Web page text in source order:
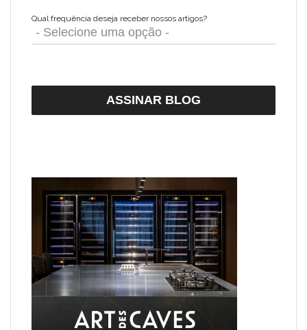
Qual frequência deseja receber nossos artigos?